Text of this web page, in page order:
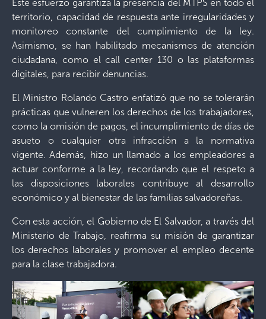
Este esfuerzo garantiza la presencia del MTPS en todo el
territorio, capacidad de respuesta ante irregularidades y
monitoreo constante del cumplimiento de la ley.
Asimismo, se han habilitado mecanismos de atención
ciudadana, como el call center 130 o las plataformas
digitales, para recibir denuncias.
El Ministro Rolando Castro enfatizó que no se tolerarán
prácticas que vulneren los derechos de los trabajadores,
como la omisión de pagos, el incumplimiento de días de
asueto o cualquier otra infracción a la normativa
vigente. Además, hizo un llamado a los empleadores a
actuar conforme a la ley, recordando que el respeto a
las disposiciones laborales contribuye al desarrollo
económico y al bienestar de las familias salvadoreñas.
Con esta acción, el Gobierno de El Salvador, a través del
Ministerio de Trabajo, reafirma su misión de garantizar
los derechos laborales y promover el empleo decente
para la clase trabajadora.